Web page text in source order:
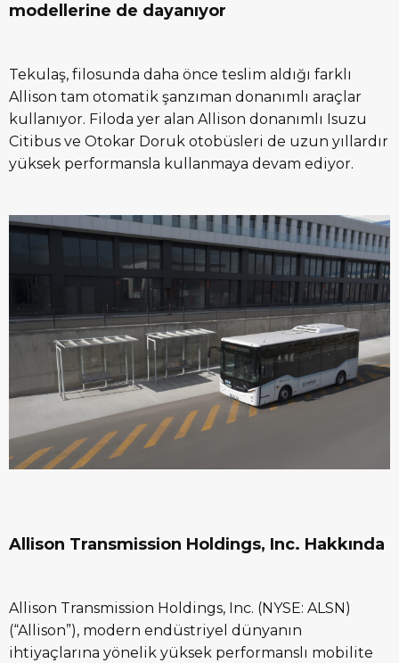
modellerine de dayanıyor
Tekulaş, filosunda daha önce teslim aldığı farklı
Allison tam otomatik şanzıman donanımlı araçlar
kullanıyor. Filoda yer alan Allison donanımlı Isuzu
Citibus ve Otokar Doruk otobüsleri de uzun yıllardır
yüksek performansla kullanmaya devam ediyor.
Allison Transmission Holdings, Inc. Hakkında
Allison Transmission Holdings, Inc. (NYSE: ALSN)
(“Allison”), modern endüstriyel dünyanın
ihtiyaçlarına yönelik yüksek performanslı mobilite